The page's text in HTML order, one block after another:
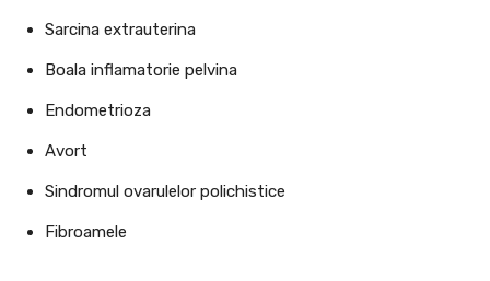
Sarcina extrauterina
Boala inflamatorie pelvina
Endometrioza
Avort
Sindromul ovarulelor polichistice
Fibroamele